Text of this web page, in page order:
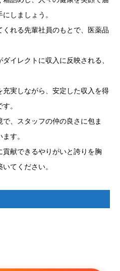
しましょう。
くれる先輩社員のもとで、医薬品
イレクトに収入に反映される、
充実しながら、安定した収入を得
。
、スタッフの仲の良さに包ま
す。
貢献できるやりがいと誇りを胸
てください。